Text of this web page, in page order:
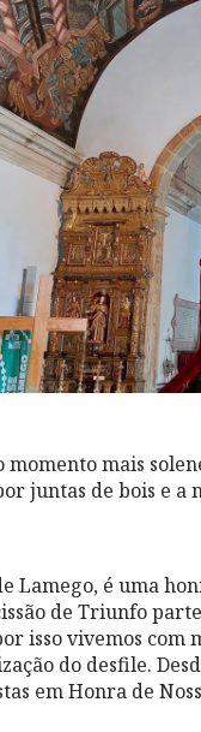
mais
juntas de bois e
Lamego, é uma
de Triunfo
isso vivemos
do desfile.
em Honra de